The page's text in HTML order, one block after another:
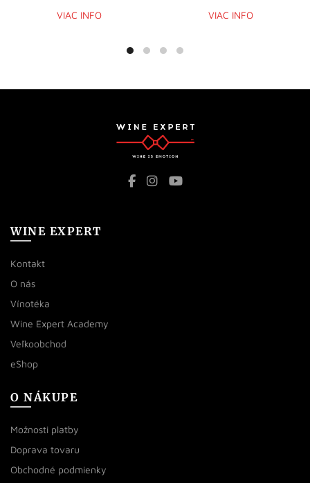
VIAC INFO VIAC INFO
WINE EXPERT
Kontakt
O nás
Vínotéka
Wine Expert Academy
Veľkoobchod
eShop
O NÁKUPE
Možnosti platby
Doprava tovaru
Obchodné podmienky